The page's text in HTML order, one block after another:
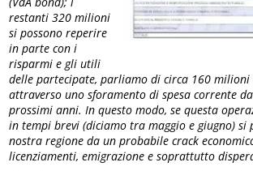
restanti 320 milioni
si possono reperire
in parte con i
risparmi e gli utili
delle partecipate, parliamo di circa 160
attraverso uno sforamento di spesa corrente
prossimi anni. In questo modo, se questa
in tempi brevi (diciamo tra maggio e giugno) si
nostra regione da un probabile crack
licenziamenti, emigrazione e soprattutto